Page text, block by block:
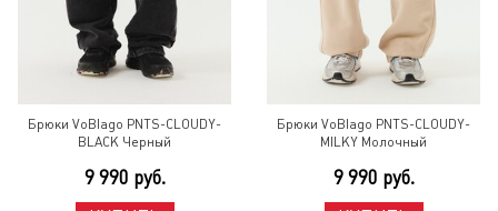
Брюки VoBlago PNTS-CLOUDY-
BLACK Черный
9 990 руб.
Брюки VoBlago PNTS-CLOUDY-
MILKY Молочный
9 990 руб.